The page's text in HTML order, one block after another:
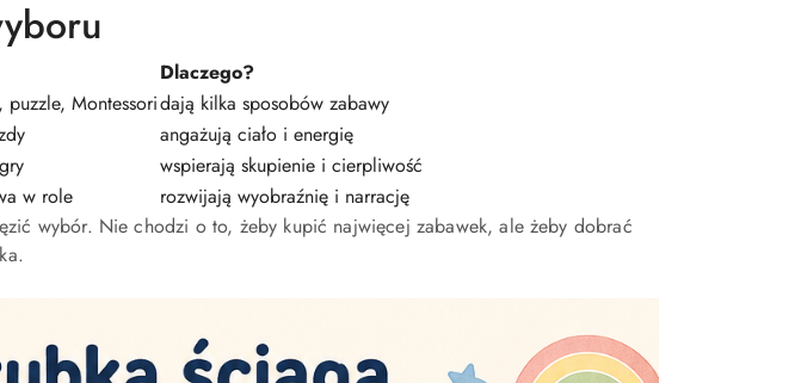
Dlaczego?
puzzle, Montessoridają kilka sposobów zabawy
angażują ciało i energię
wspierają skupienie i cierpliwość
w role
rozwijają wyobraźnię i narrację
wybór. Nie chodzi o to, żeby kupić najwięcej zabawek, ale żeby dobrać